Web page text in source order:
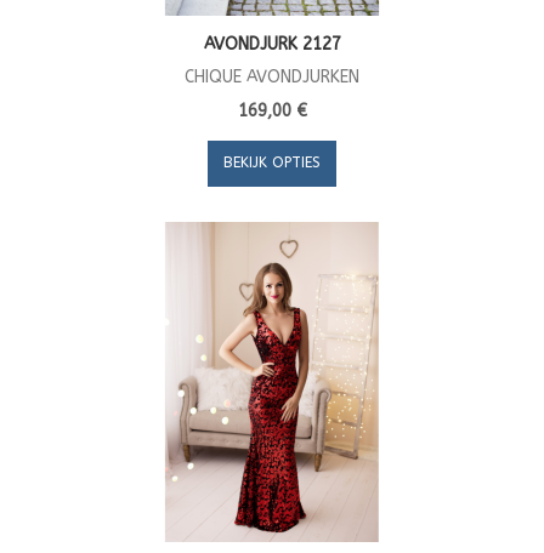
AVONDJURK 2127
CHIQUE AVONDJURKEN
169,00 €
BEKIJK OPTIES